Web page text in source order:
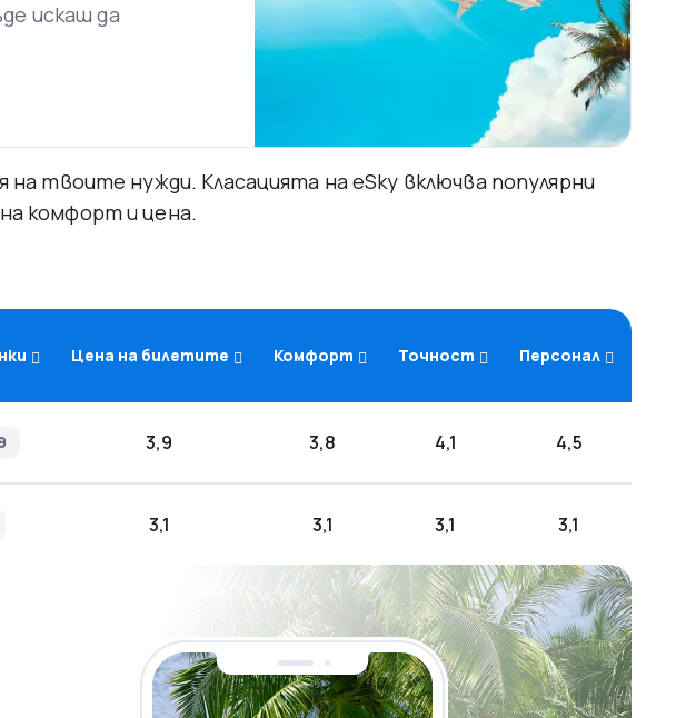
искаш да
твоите нужди. Класацията на eSky включва популярни
комфорт и цена.
Цена на билетите Комфорт Точност Персонал
3,9 3,8 4,1 4,5
3,1 3,1 3,1 3,1